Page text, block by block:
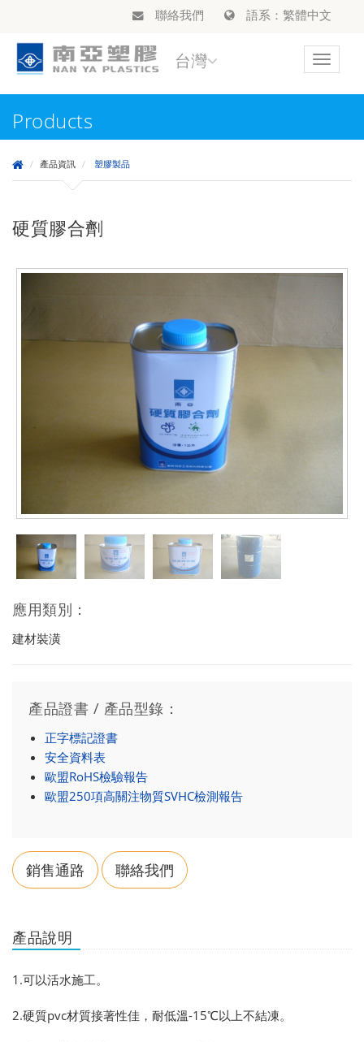
聯絡我們 語系：繁體中文
Toggle
台灣
Products
產品資訊 塑膠製品
硬質膠合劑
應用類別：
建材裝潢
產品證書 / 產品型錄：
正字標記證書
安全資料表
歐盟RoHS檢驗報告
歐盟250項高關注物質SVHC檢測報告
銷售通路 聯絡我們
產品說明
1.可以活水施工。
2.硬質pvc材質接著性佳，耐低溫-15℃以上不結凍。